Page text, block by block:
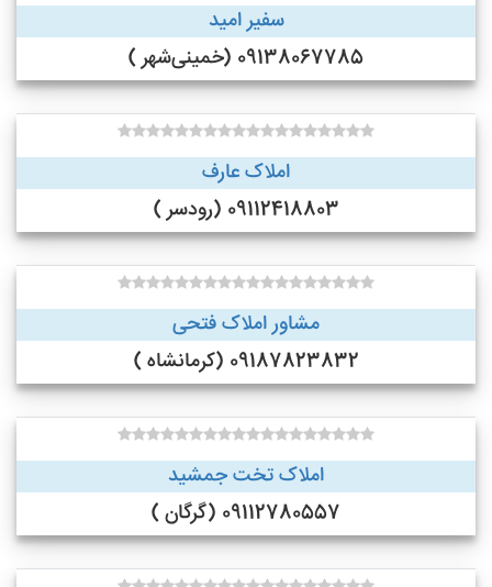
سفیر امید
09138067785 (خمینی‌شهر )
املاک عارف
09112418803 (رودسر )
مشاور املاک فتحی
09187823832 (کرمانشاه )
املاک تخت جمشید
09112780557 (گرگان )